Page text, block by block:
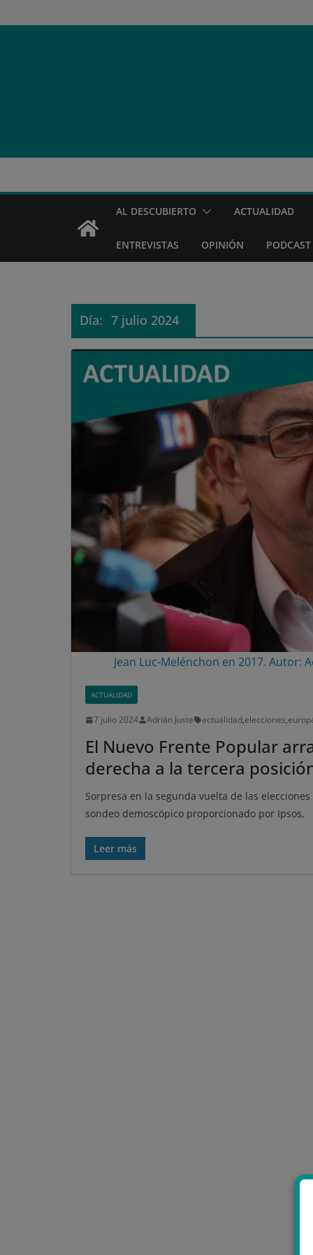
al
AL DESCUBIERTO ACTUALIDAD
ENTREVISTAS OPINIÓN PODCAST
Día: 7 julio 2024
Jean Luc-Melénchon en 2017. Autor:
ACTUALIDAD
7 julio 2024 Adrián Juste actualidad,elecciones,
El Nuevo Frente Popular
derecha a la tercera
Sorpresa en la segunda vuelta de las
sondeo demoscópico proporcionado por Ipsos,
Leer más